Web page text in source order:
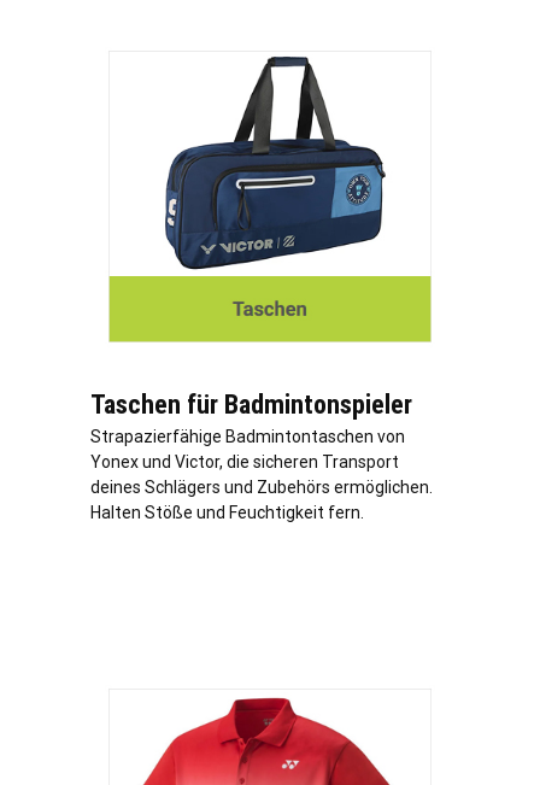
Taschen für Badmintonspieler
Strapazierfähige Badmintontaschen von
Yonex und Victor, die sicheren Transport
deines Schlägers und Zubehörs ermöglichen.
Halten Stöße und Feuchtigkeit fern.